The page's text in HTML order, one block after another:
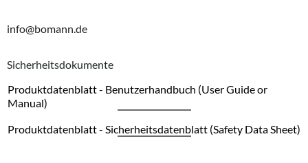
info@bomann.de
Sicherheitsdokumente
Produktdatenblatt - Benutzerhandbuch (User Guide or
Manual)
Produktdatenblatt - Sicherheitsdatenblatt (Safety Data Sheet)